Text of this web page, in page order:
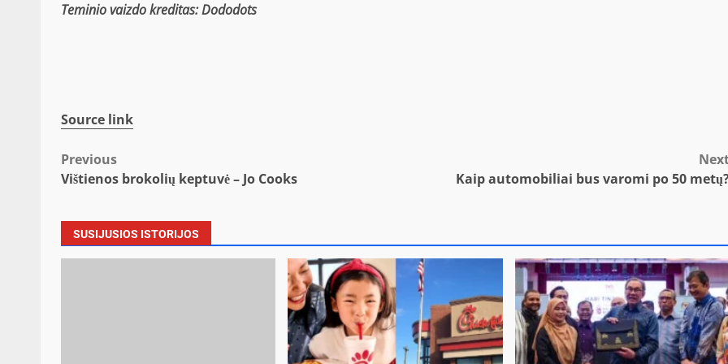
Teminio vaizdo kreditas: Dododots
Source link
Post
Previous
Vištienos brokolių keptuvė – Jo Cooks
Kaip automobiliai bus varomi po 50
SUSIJUSIOS ISTORIJOS